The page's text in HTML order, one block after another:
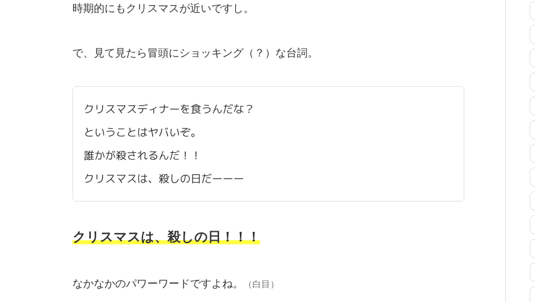
時期的にもクリスマスが近いですし。
で、見て見たら冒頭にショッキング（？）な台詞。
クリスマスディナーを食うんだな？
ということはヤバいぞ。
誰かが殺されるんだ！！
クリスマスは、殺しの日だーーー
クリスマスは、殺しの日！！！
なかなかのパワーワードですよね。 （白目）